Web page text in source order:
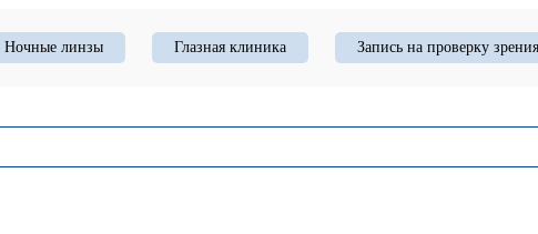
Ночные линзы Глазная клиника Запись на проверку зрения